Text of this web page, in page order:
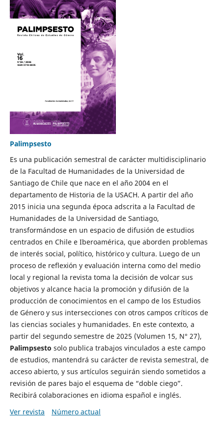
Palimpsesto
Es una publicación semestral de carácter multidisciplinario
de la Facultad de Humanidades de la Universidad de
Santiago de Chile que nace en el año 2004 en el
departamento de Historia de la USACH. A partir del año
2015 inicia una segunda época adscrita a la Facultad de
Humanidades de la Universidad de Santiago,
transformándose en un espacio de difusión de estudios
centrados en Chile e Iberoamérica, que aborden problemas
de interés social, político, histórico y cultura. Luego de un
proceso de reflexión y evaluación interna como del medio
local y regional la revista toma la decisión de volcar sus
objetivos y alcance hacia la promoción y difusión de la
producción de conocimientos en el campo de los Estudios
de Género y sus intersecciones con otros campos críticos de
las ciencias sociales y humanidades. En este contexto, a
partir del segundo semestre de 2025 (Volumen 15, N° 27),
Palimpsesto solo publica trabajos vinculados a este campo
de estudios, mantendrá su carácter de revista semestral, de
acceso abierto, y sus artículos seguirán siendo sometidos a
revisión de pares bajo el esquema de “doble ciego”.
Recibirá colaboraciones en idioma español e inglés.
Ver revista
Número actual